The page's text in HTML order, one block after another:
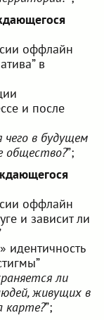
оффлайн
в
и после
чего в будущем
общество?”;
оффлайн
и зависит ли
идентичность
ли
живущих в
карте?”;